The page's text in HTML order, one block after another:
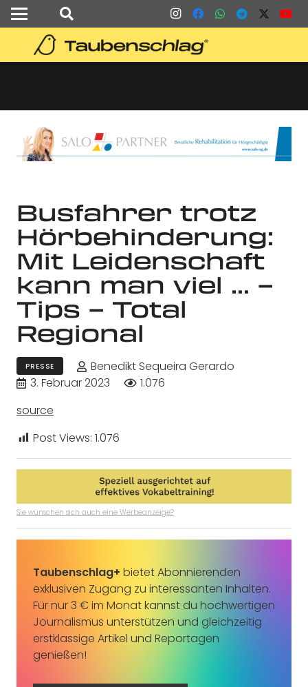
Busfahrer trotz
Hörbehinderung:
Mit Leidenschaft
kann man viel … –
Tips – Total
Regional
PRESSE
Benedikt Sequeira Gerardo
3. Februar 2023
1.076
source
Post Views: 1.076
Sie wünschen sich auch eine Werbeanzeige?
Taubenschlag+ bietet Abonnierenden
exklusiven Zugang zu interessanten Inhalten.
Für nur 3 € im Monat kannst du hochwertigen
Journalismus unterstützen und gleichzeitig
erstklassige Artikel und Reportagen
genießen!